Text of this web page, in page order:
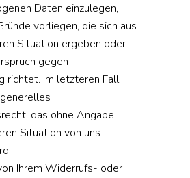
Daten einzulegen,
vorliegen, die sich aus
Situation ergeben oder
gegen
richtet. Im letzteren Fall
das ohne Angabe
Situation von uns
Ihrem Widerrufs- oder